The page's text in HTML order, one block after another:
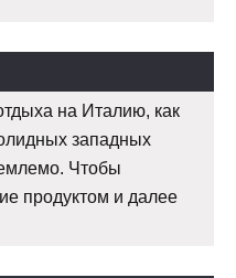
на Италию, как
западных
Чтобы
продуктом и далее